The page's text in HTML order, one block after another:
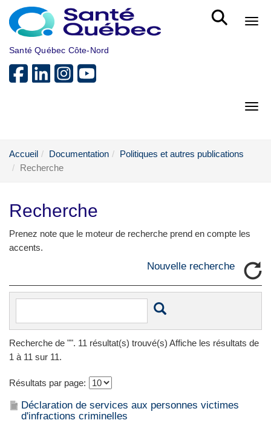
Aller au menu principal
Santé Québec Côte-Nord
Accueil Documentation
Politiques et autres publications
Recherche
Recherche
Prenez note que le moteur de recherche prend en compte les
accents.
Nouvelle recherche
Recherche de "". 11 résultat(s) trouvé(s) Affiche les résultats de
1 à 11 sur 11.
Résultats par page:
Déclaration de services aux personnes victimes
d'infractions criminelles